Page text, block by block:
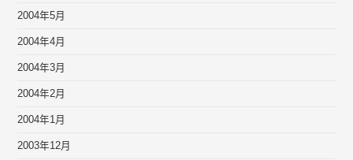
2004年5月
2004年4月
2004年3月
2004年2月
2004年1月
2003年12月